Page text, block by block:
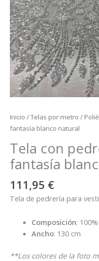
Inicio /Telas por metro /
fantasía blanco natural
Tela con
fantasía
111,95 €
Tela de pedrería para
Composición:
Ancho: 130 cm
**Los colores de la foto